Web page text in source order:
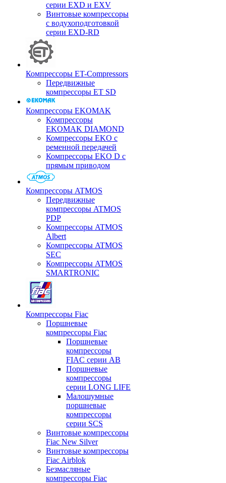
серии EXD и EXV
Винтовые компрессоры
с водухоподготовкой
серии EXD-RD
Компрессоры ET-Compressors
Передвижные
компрессоры ET SD
Компрессоры EKOMAK
Компрессоры
EKOMAK DIAMOND
Компрессоры EKO c
ременной передачей
Компрессоры EKO D с
прямым приводом
Компрессоры ATMOS
Передвижные
компрессоры ATMOS
PDP
Компрессоры ATMOS
Albert
Компрессоры ATMOS
SEC
Компрессоры ATMOS
SMARTRONIC
Компрессоры Fiac
Поршневые
компрессоры Fiac
Поршневые
компрессоры
FIAC серии AB
Поршневые
компрессоры
серии LONG LIFE
Малошумные
поршневые
компрессоры
серии SCS
Винтовые компрессоры
Fiac New Silver
Винтовые компрессоры
Fiac Airblok
Безмасляные
компрессоры Fiac